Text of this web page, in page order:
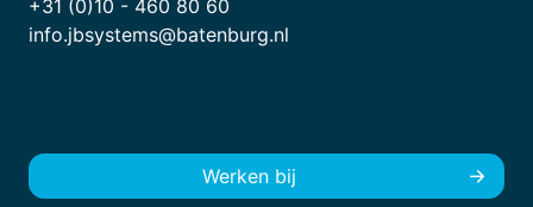
+31 (0)10 - 460 80 60
info.jbsystems@batenburg.nl
Werken bij